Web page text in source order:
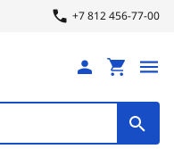
+7 812 456-77-00